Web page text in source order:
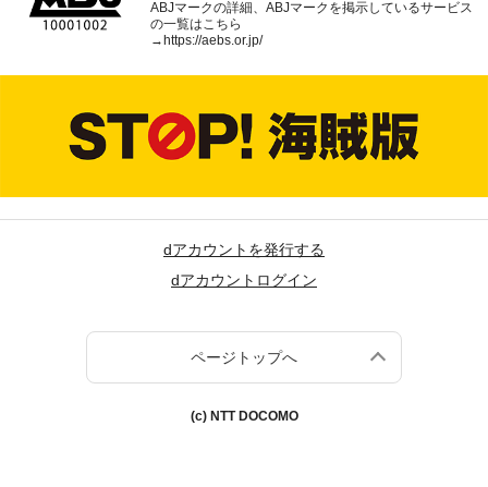
ABJマークの詳細、ABJマークを掲示しているサービス
の一覧はこちら
→https://aebs.or.jp/
dアカウントを発行する
dアカウントログイン
ページトップへ
(c) NTT DOCOMO